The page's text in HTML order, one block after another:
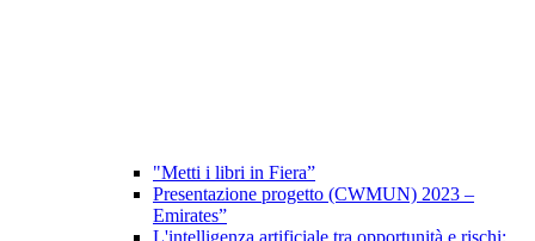
"Metti i libri in Fiera”
Presentazione progetto (CWMUN) 2023 –
Emirates”